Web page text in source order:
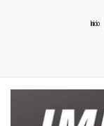
Inicio